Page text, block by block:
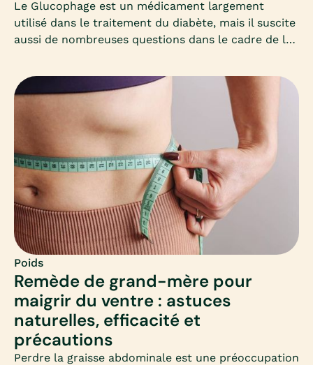
Le Glucophage est un médicament largement
utilisé dans le traitement du diabète, mais il suscite
aussi de nombreuses questions dans le cadre de la
panorama clair et adapté, à destination des femmes
qui souhaitent perdre du poids et s’interrogent sur
Poids
Remède de grand-mère pour
maigrir du ventre : astuces
naturelles, efficacité et
précautions
Perdre la graisse abdominale est une préoccupation